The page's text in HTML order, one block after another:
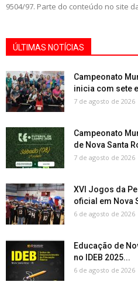
9504/97. Parte do conteúdo no site
ÚLTIMAS NOTÍCIAS
Campeonato
inicia com sete
7 de agosto de 2026
Campeonato
de Nova Santa
7 de agosto de 2026
XVI Jogos da
oficial em Nova
6 de agosto de 2026
Educação de
no IDEB 2025...
6 de agosto de 2026